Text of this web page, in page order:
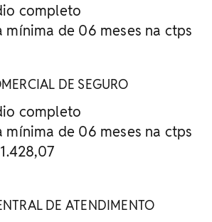
completo
mínima de 06 meses na ctps
DE SEGURO
completo
mínima de 06 meses na ctps
DE ATENDIMENTO